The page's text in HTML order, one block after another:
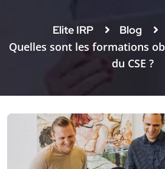
Elite IRP Blog
Quelles sont les formations
du CSE ?